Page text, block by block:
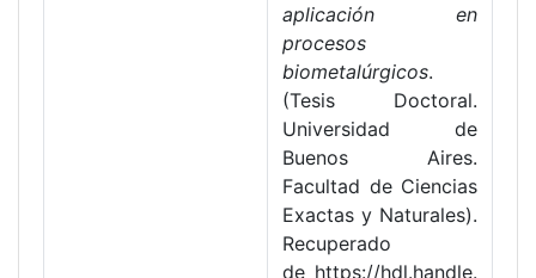
aplicación en
procesos
biometalúrgicos.
(Tesis Doctoral.
Universidad de
Buenos Aires.
Facultad de Ciencias
Exactas y Naturales).
Recuperado
de https://hdl.handle.